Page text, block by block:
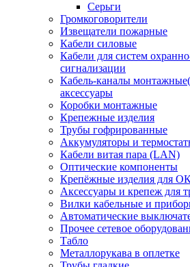
Серьги
Громкоговорители
Извещатели пожарные
Кабели силовые
Кабели для систем
сигнализации
Кабель-каналы
аксессуары
Коробки монтажные
Крепежные изделия
Трубы гофрированные
Аккумуляторы и
Кабели витая пара (LAN)
Оптические компоненты
Крепёжные изделия для
Аксессуары и крепеж для
Вилки кабельные и
Автоматические
Прочее сетевое
Табло
Металлорукава в оплетке